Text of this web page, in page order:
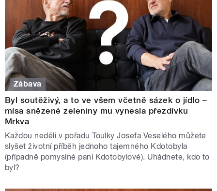
Zábava
Byl soutěživý, a to ve všem včetně sázek o jídlo –
mísa snězené zeleniny mu vynesla přezdívku
Mrkva
Každou neděli v pořadu Toulky Josefa Veselého můžete
slyšet životní příběh jednoho tajemného Kdotobyla
(případně pomyslné paní Kdotobylové). Uhádnete, kdo to
byl?